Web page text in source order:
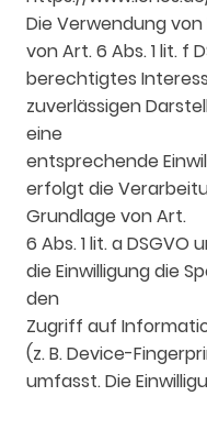
Die Verwendung
von Art. 6 Abs. 1 lit. f
berechtigtes
zuverlässigen
eine
entsprechende
erfolgt die
Grundlage von Art.
6 Abs. 1 lit. a DSGVO
die Einwilligung die
den
Zugriff auf
(z. B. Device-
umfasst. Die